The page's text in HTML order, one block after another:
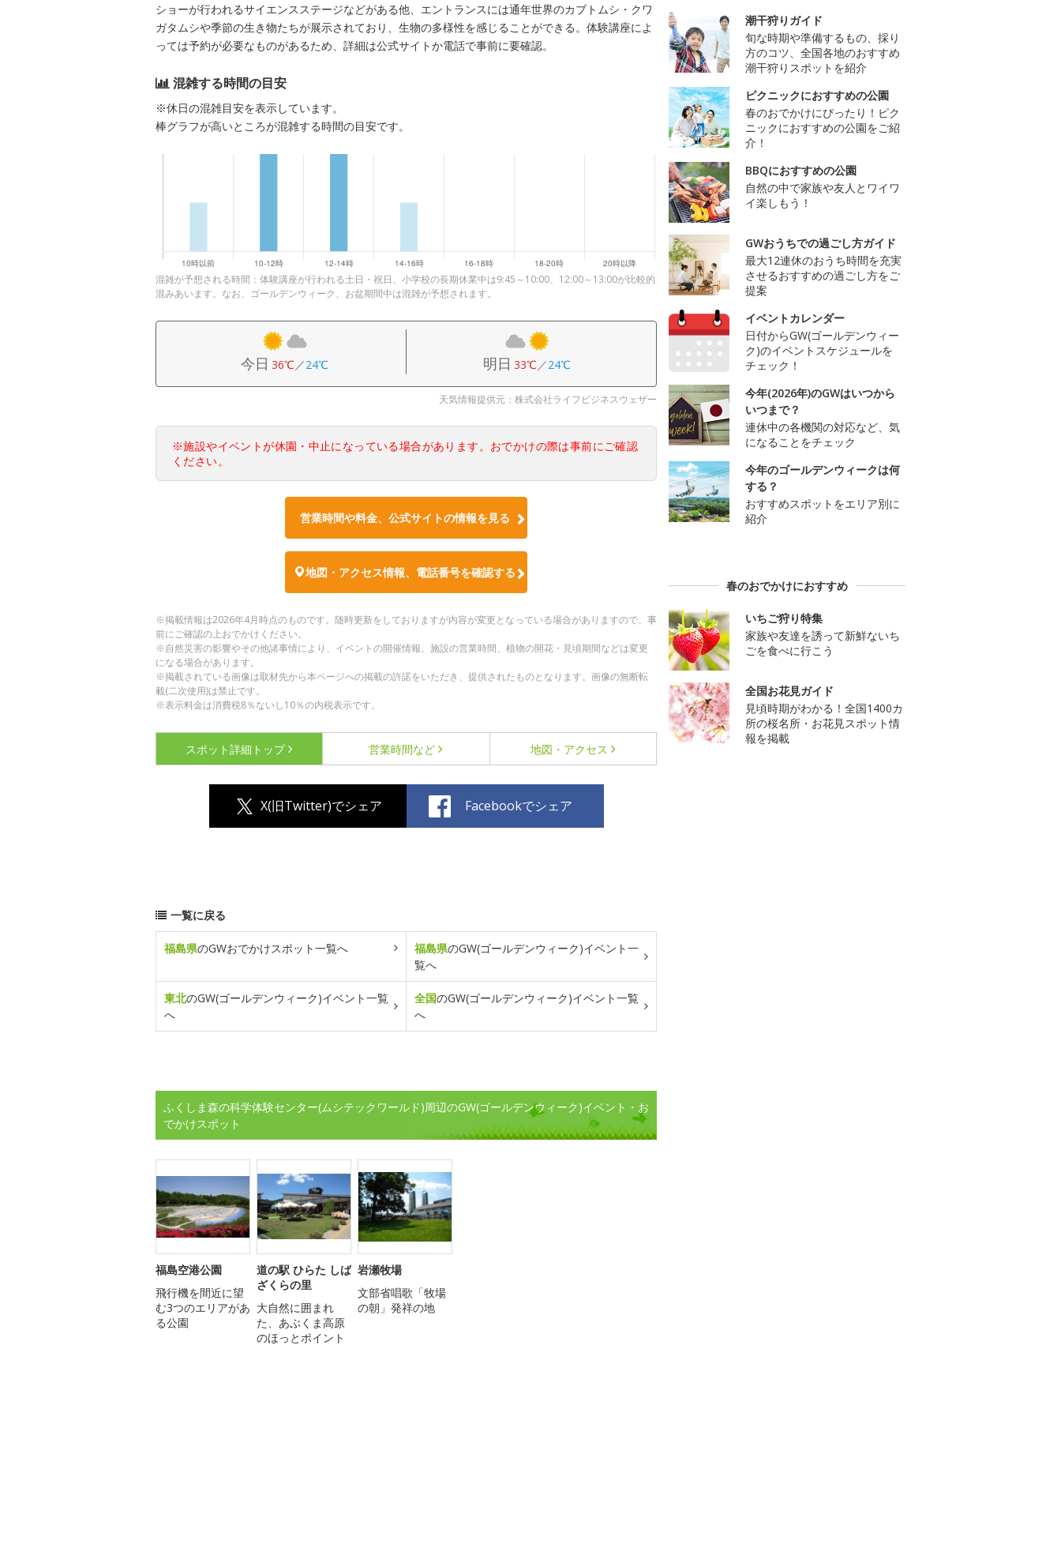
ショーが行われるサイエンスステージなどがある他、エントランスには通年世界のカブトムシ・クワ
ガタムシや季節の生き物たちが展示されており、生物の多様性を感じることができる。体験講座によ
っては予約が必要なものがあるため、詳細は公式サイトか電話で事前に要確認。
混雑する時間の目安
※休日の混雑目安を表示しています。
棒グラフが高いところが混雑する時間の目安です。
混雑が予想される時間：体験講座が行われる土日・祝日、小学校の長期休業中は9:45～10:00、12:00～13:00が比較的
混みあいます。なお、ゴールデンウィーク、お盆期間中は混雑が予想されます。
今日 36℃／24℃ 明日 33℃／24℃
天気情報提供元：株式会社ライフビジネスウェザー
※施設やイベントが休園・中止になっている場合があります。おでかけの際は事前にご確認
ください。
営業時間や料金、公式サイトの情報を見る
地図・アクセス情報、電話番号を確認する
※掲載情報は2026年4月時点のものです。随時更新をしておりますが内容が変更となっている場合がありますので、事
前にご確認の上おでかけください。
※自然災害の影響やその他諸事情により、イベントの開催情報、施設の営業時間、植物の開花・見頃期間などは変更
になる場合があります。
※掲載されている画像は取材先から本ページへの掲載の許諾をいただき、提供されたものとなります。画像の無断転
載(二次使用)は禁止です。
※表示料金は消費税8％ないし10％の内税表示です。
スポット詳細 トップ 営業時間など 地図・アクセス
X(旧Twitter)でシェア Facebookでシェア
一覧に戻る
福島県のGWおでかけスポット一覧へ 福島県のGW(ゴールデンウィーク)イベント一
覧へ
東北のGW(ゴールデンウィーク)イベント一覧
へ
全国のGW(ゴールデンウィーク)イベント一覧
へ
ふくしま森の科学体験センター(ムシテックワールド)周辺のGW(ゴールデンウィーク)イベント・お
でかけスポット
福島空港公園
飛行機を間近に望
む3つのエリアがあ
る公園
道の駅 ひらた しば
ざくらの里
大自然に囲まれ
た、あぶくま高原
のほっとポイント
岩瀬牧場
文部省唱歌「牧場
の朝」発祥の地
潮干狩りガイド
旬な時期や準備するもの、採り
方のコツ、全国各地のおすすめ
潮干狩りスポットを紹介
ピクニックにおすすめの公園
春のおでかけにぴったり！ピク
ニックにおすすめの公園をご紹
介！
BBQにおすすめの公園
自然の中で家族や友人とワイワ
イ楽しもう！
GWおうちでの過ごし方ガイド
最大12連休のおうち時間を充実
させるおすすめの過ごし方をご
提案
イベントカレンダー
日付からGW(ゴールデンウィー
ク)のイベントスケジュールを
チェック！
今年(2026年)のGWはいつから
いつまで？
連休中の各機関の対応など、気
になることをチェック
今年のゴールデンウィークは何
する？
おすすめスポットをエリア別に
紹介
春のおでかけにおすすめ
いちご狩り特集
家族や友達を誘って新鮮ないち
ごを食べに行こう
全国お花見ガイド
見頃時期がわかる！全国1400カ
所の桜名所・お花見スポット情
報を掲載